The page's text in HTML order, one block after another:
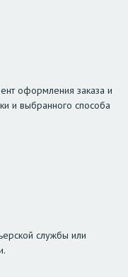
оформления заказа и
и выбранного способа
службы или